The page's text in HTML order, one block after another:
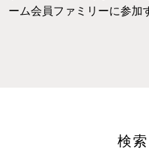
ーム会員ファミリーに参加
検